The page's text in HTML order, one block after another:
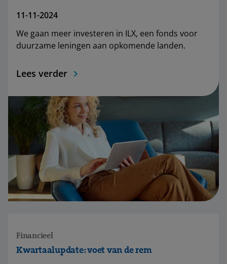
11-11-2024
We gaan meer investeren in ILX, een fonds voor
duurzame leningen aan opkomende landen.
Lees verder
Kwartaalupdate: voet van de rem
Financieel